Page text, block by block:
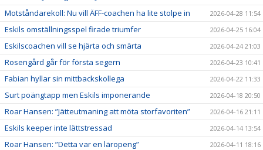
Motståndarekoll: Nu vill ÄFF-coachen ha lite stolpe in 2026-04-28 11:54
Eskils omställningsspel firade triumfer 2026-04-25 16:04
Eskilscoachen vill se hjärta och smärta 2026-04-24 21:03
Rosengård går för första segern 2026-04-23 10:41
Fabian hyllar sin mittbackskollega 2026-04-22 11:33
Surt poängtapp men Eskils imponerande 2026-04-18 20:50
Roar Hansen: ”Jätteutmaning att möta storfavoriten” 2026-04-16 21:11
Eskils keeper inte lättstressad 2026-04-14 13:54
Roar Hansen: ”Detta var en läropeng” 2026-04-11 18:16